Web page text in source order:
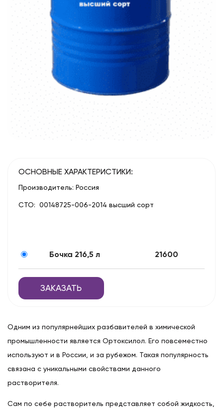
ОСНОВНЫЕ ХАРАКТЕРИСТИКИ:
Производитель: Россия
СТО: 00148725-006-2014 высший сорт
Бочка 216,5 л 21600
ЗАКАЗАТЬ
Одним из популярнейших разбавителей в химической
промышленности является Ортоксилол. Его повсеместно
используют и в России, и за рубежом. Такая популярность
связана с уникальными свойствами данного
растворителя.
Сам по себе растворитель представляет собой жидкость,